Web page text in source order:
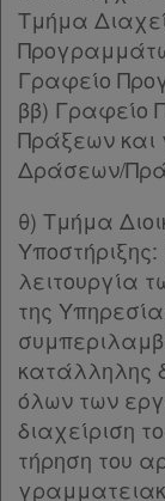
Τμήμα
Γραφείο
ββ) Γραφείο
Πράξεων και
Δράσεων/
θ) Τμήμα
λειτουργία
της
κατάλληλης
όλων των
διαχείριση
τήρηση του